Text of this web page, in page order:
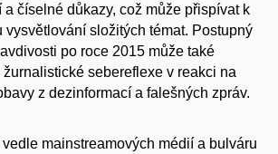
a číselné důkazy, což může přispívat k
vysvětlování složitých témat. Postupný
po roce 2015 může také
sebereflexe v reakci na
z dezinformací a falešných zpráv.
mainstreamových médií a bulváru